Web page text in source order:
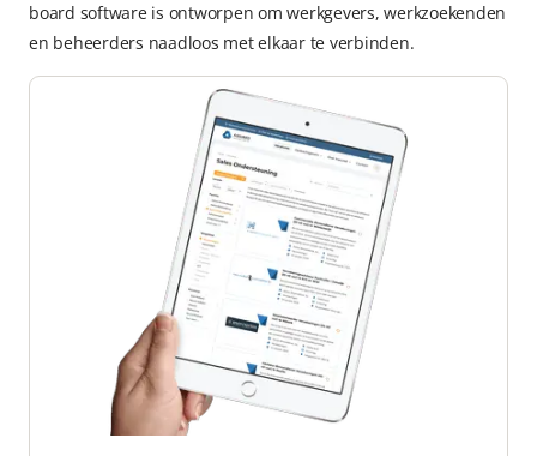
board software is ontworpen om werkgevers, werkzoekenden
en beheerders naadloos met elkaar te verbinden.